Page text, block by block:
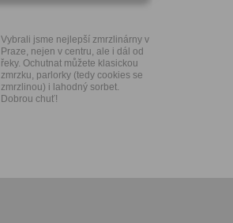
Vybrali jsme nejlepší zmrzlinárny v
Praze, nejen v centru, ale i dál od
řeky. Ochutnat můžete klasickou
zmrzku, parlorky (tedy cookies se
zmrzlinou) i lahodný sorbet.
Dobrou chuť!